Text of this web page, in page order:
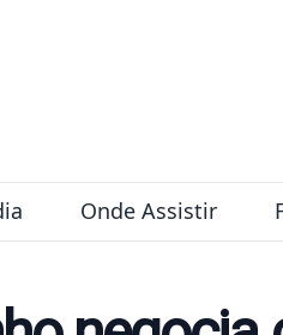
Onde Assistir